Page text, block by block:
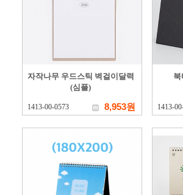
자작나무 우드스틱 벽걸이달력
(심플)
1413-00-0573 8,953원 1413-